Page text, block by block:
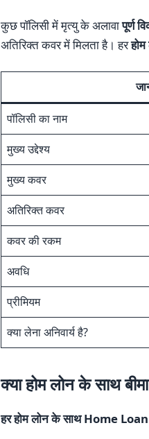
कुछ पॉलिसी में मृत्यु के अलावापूर्ण
अतिरिक्त कवर में मिलता है। हरहोम
पॉलिसी का नाम
मुख्य उद्देश्य
मुख्य कवर
अतिरिक्त कवर
कवर की रकम
अवधि
प्रीमियम
क्या लेना अनिवार्य है?
क्या होम लोन के साथ
हर होम लोन के साथ Home